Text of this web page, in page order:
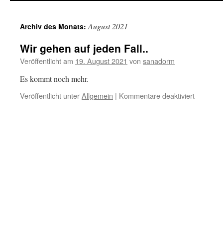
Archiv des Monats:August 2021
Wir gehen auf jeden Fall..
Veröffentlicht am 19. August 2021 von sanadorm
Es kommt noch mehr.
Veröffentlicht unterAllgemein | Kommentare deaktiviertfür